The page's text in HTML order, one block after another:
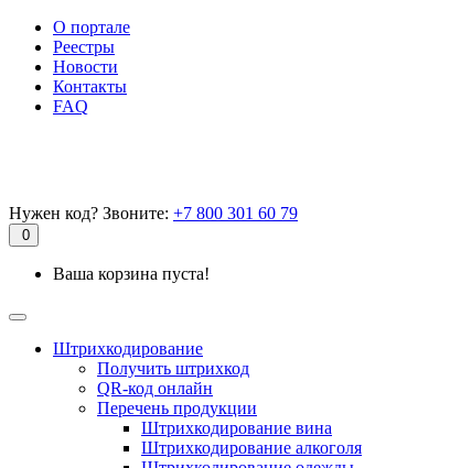
О портале
Реестры
Новости
Контакты
FAQ
Нужен код? Звоните: +7 800 301 60 79
0
Ваша корзина пуста!
Штрихкодирование
Получить штрихкод
QR-код онлайн
Перечень продукции
Штрихкодирование вина
Штрихкодирование алкоголя